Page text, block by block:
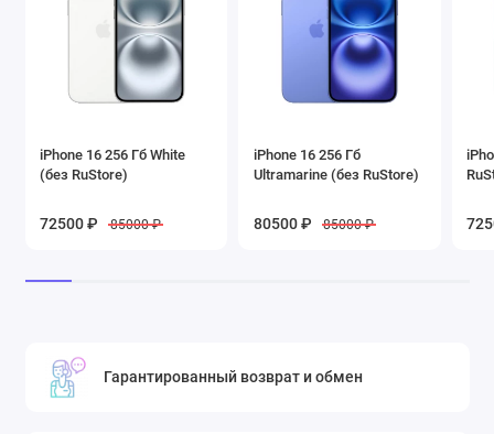
iPhone 16 256 Гб White
(без RuStore)
72500 ₽ 85000 ₽
iPhone 16 256 Гб
Ultramarine (без RuStore)
80500 ₽ 85000 ₽
Гарантированный возврат и обмен